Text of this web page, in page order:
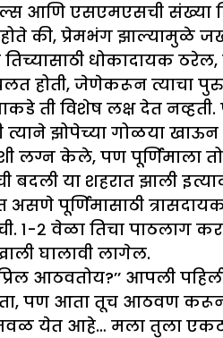
आणि एसएमएसची संख्या
की, प्रेमभंग झाल्यामुळे
धोकादायक ठरेल,
होती, जेणेकरून त्याचा
ती विशेष लक्ष देत
त्याने झोपेच्या गोळया
लग्न केले, पण पूर्णिमाला
बदली या शहरात झाली
पूर्णिमासाठी
१-२ वेळा तिचा पाठलाग
घालावी लागेल.
आठवतोय?’’ आपली
पण आता तूच आठवण करून
जवळ येत आहे… मला तुला